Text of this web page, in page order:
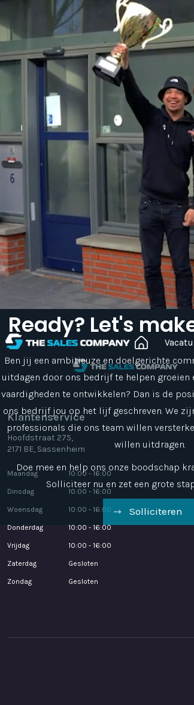
Ready? Let's
Ben jij een ambitieuze en doelgerichte
uitdagen door ons bedrijf te helpen
vaardigheden te ontwikkelen? Dan is de
ons bedrijf jou op het lijf geschreven. We
professionals die ons team willen
willen uitdragen.
Doe mee en help ons onze boodschap
Solliciteer nu en zet een grote
Solliciteren
Klantenservice
Hoofdstraat 275,
2171 BE, Sassenheim
Maandag 10:00 - 16:00
Dinsdag 10:00 - 16:00
Woensdag 10:00 - 16:00
Donderdag 10:00 - 16:00
Vrijdag 10:00 - 16:00
Zaterdag Gesloten
Zondag Gesloten